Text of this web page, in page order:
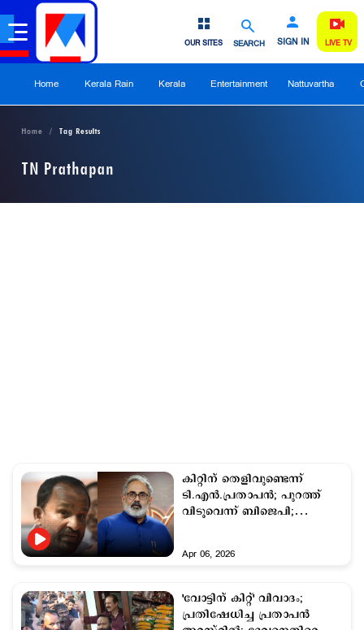
SEARCH SIGN IN
OUR SITES LIVE TV
Home Kerala Rain Kerala Entertainment Nattuvartha
Home Tag Results
TN Prathapan
കിറ്റിന് തെളിവുണ്ടെന്ന്
ടി.എന്‍.പ്രതാപന്‍; പുറത്ത്
വിടൂവെന്ന് ബിജെപി;
Apr 06, 2026
'വോട്ടിന് കിറ്റ്' വിവാദം;
പ്രതിഷേധിച്ച പ്രതാപൻ